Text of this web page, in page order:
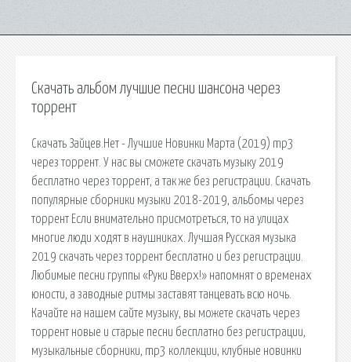
Скачать альбом лучшие песни шансона через
торрент
Скачать Зайцев.Нет - Лучшие Новинки Марта (2019) mp3
через торрент. У нас вы сможете скачать музыку 2019
бесплатно через торрент, а так же без регистрации. Скачать
популярные сборники музыки 2018-2019, альбомы через
торрент Если внимательно присмотреться, то на улицах
многие люди ходят в наушниках. Лучшая Русская музыка
2019 скачать через торрент бесплатно и без регистрации.
Любимые песни группы «Руки Вверх!» напомнят о временах
юности, а заводные ритмы заставят танцевать всю ночь.
Качайте на нашем сайте музыку, вы можете скачать через
торрент новые и старые песни бесплатно без регистрации,
музыкальные сборники, mp3 коллекции, клубные новинки